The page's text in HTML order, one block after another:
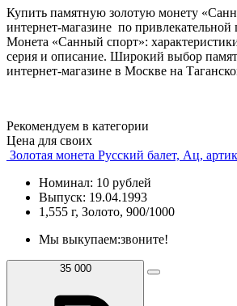
Купить памятную золотую монету
интернет-магазине по привлекательной
Монета «Санный спорт»:
серия и описание. Широкий выбор
интернет-магазине в Москве на
Рекомендуем в категории
Цена для своих
Золотая монета Русский балет, Ац,
Номинал: 10 рублей
Выпуск: 19.04.1993
1,555 г, Золото, 900/1000
Мы выкупаем:звоните!
35 000